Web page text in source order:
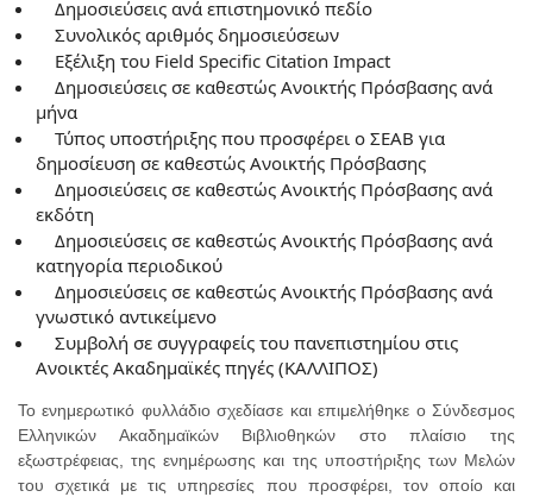
Δημοσιεύσεις ανά επιστημονικό πεδίο
Συνολικός αριθμός δημοσιεύσεων
Εξέλιξη του Field Specific Citation Impact
Δημοσιεύσεις σε καθεστώς Ανοικτής Πρόσβασης ανά
μήνα
Τύπος υποστήριξης που προσφέρει ο ΣΕΑΒ για
δημοσίευση σε καθεστώς Ανοικτής Πρόσβασης
Δημοσιεύσεις σε καθεστώς Ανοικτής Πρόσβασης ανά
εκδότη
Δημοσιεύσεις σε καθεστώς Ανοικτής Πρόσβασης ανά
κατηγορία περιοδικού
Δημοσιεύσεις σε καθεστώς Ανοικτής Πρόσβασης ανά
γνωστικό αντικείμενο
Συμβολή σε συγγραφείς του πανεπιστημίου στις
Ανοικτές Ακαδημαϊκές πηγές (ΚΑΛΛΙΠΟΣ)
Το ενημερωτικό φυλλάδιο σχεδίασε και επιμελήθηκε ο Σύνδεσμος
Ελληνικών Ακαδημαϊκών Βιβλιοθηκών στο πλαίσιο της
εξωστρέφειας, της ενημέρωσης και της υποστήριξης των Μελών
του σχετικά με τις υπηρεσίες που προσφέρει, τον οποίο και